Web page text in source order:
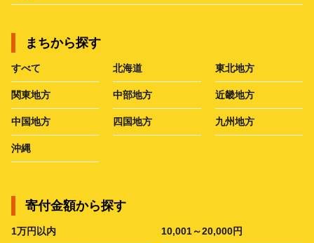
まちから探す
すべて 北海道 東北地方
関東地方 中部地方 近畿地方
中国地方 四国地方 九州地方
沖縄
寄付金額から探す
1万円以内 10,001～20,000円